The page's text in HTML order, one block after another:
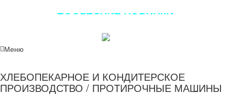
ПОСЛЕДНИЕ НОВИНКИ
ЛУЧШЕГО ОБОРУДОВАНИЯ!!!
Меню
ХЛЕБОПЕКАРНОЕ И КОНДИТЕРСКОЕ
ПРОИЗВОДСТВО / ПРОТИРОЧНЫЕ МАШИНЫ